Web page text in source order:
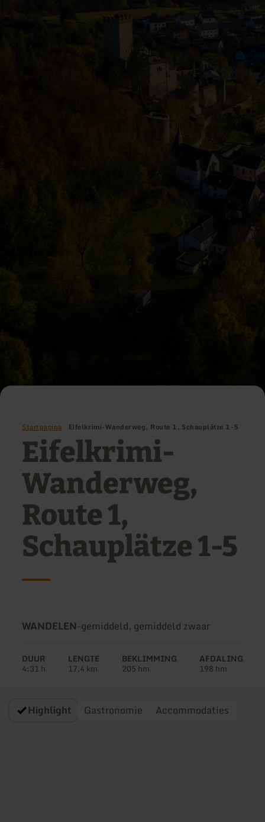
Startpagina Eifelkrimi-Wanderweg, Route 1, Schauplätze 1-5
Eifelkrimi-
Wanderweg,
Route 1,
Schauplätze 1-5
Soort
WANDELEN-Moeilijkheidsgraad:
gemiddeld, gemiddeld zwaar
DUUR
4:31 h
LENGTE
17,4 km
BEKLIMMING
205 hm
AFDALING
198 hm
Highlight Gastronomie Accommodaties